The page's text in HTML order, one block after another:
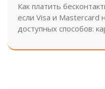
Как платить
если Visa и Mastercard
доступных способов:
наличные.